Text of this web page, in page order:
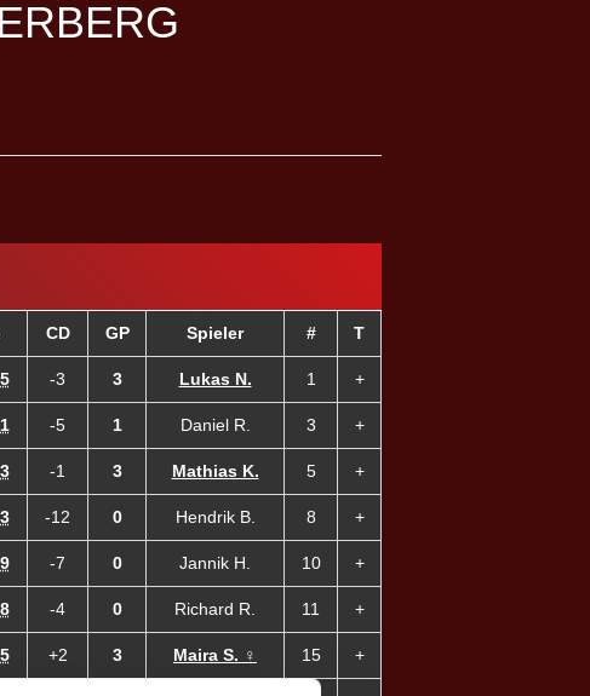
CD GP Spieler # T
-3 3 Lukas N. 1 +
-5 1 Daniel R. 3 +
-1 3 Mathias K. 5 +
-12 0 Hendrik B. 8 +
-7 0 Jannik H. 10 +
-4 0 Richard R. 11 +
+2 3 Maira S. ♀ 15 +